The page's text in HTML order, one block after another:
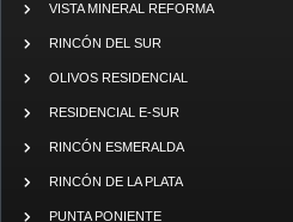
VISTA MINERAL REFORMA
RINCÓN DEL SUR
OLIVOS RESIDENCIAL
RESIDENCIAL E-SUR
RINCÓN ESMERALDA
RINCÓN DE LA PLATA
PUNTA PONIENTE